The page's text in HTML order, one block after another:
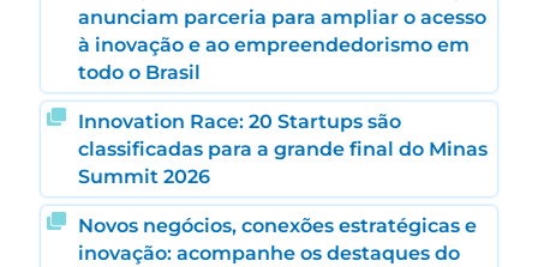
anunciam parceria para ampliar o acesso
à inovação e ao empreendedorismo em
todo o Brasil
Innovation Race: 20 Startups são
classificadas para a grande final do Minas
Summit 2026
Novos negócios, conexões estratégicas e
inovação: acompanhe os destaques do